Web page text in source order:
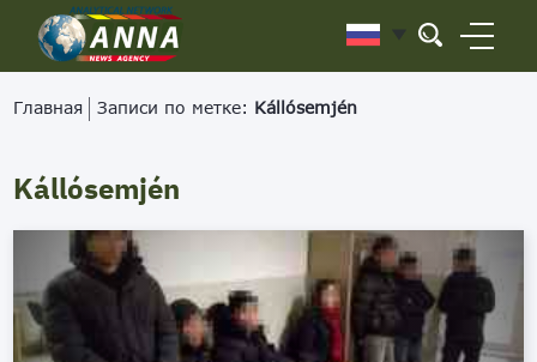
Главная Записи по метке: Kállósemjén
Kállósemjén